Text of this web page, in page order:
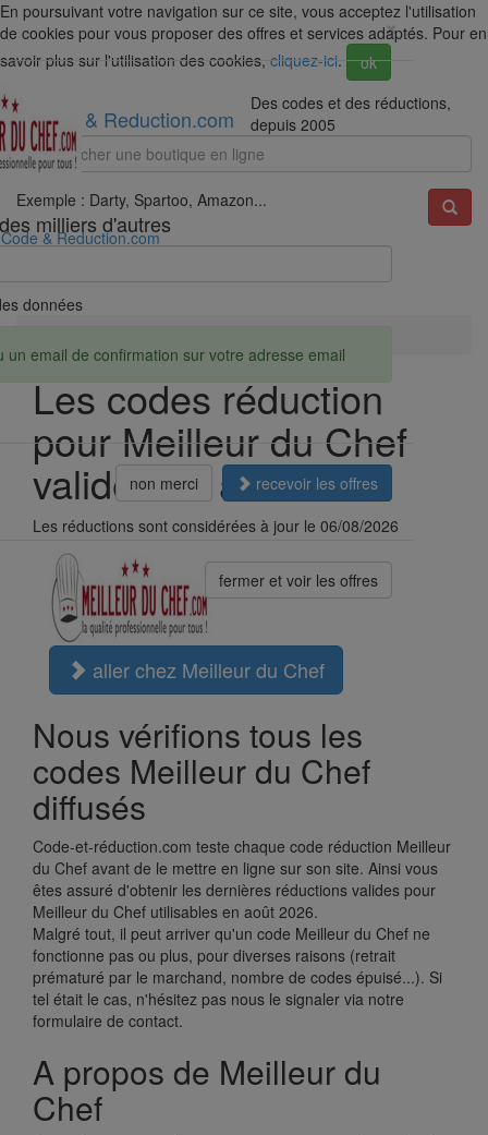
En poursuivant votre navigation sur ce site, vous acceptez l'utilisation
de cookies pour vous proposer des offres et services adaptés. Pour en
savoir plus sur l'utilisation des cookies, cliquez-ici. ok
Code & Reduction.com
Des codes et des réductions,
depuis 2005
Exemple : Darty, Spartoo, Amazon...
Code & Reduction.com
Les codes réduction
pour Meilleur du Chef
valides en août 2026
Les réductions sont considérées à jour le 06/08/2026
aller chez Meilleur du Chef
Nous vérifions tous les
codes Meilleur du Chef
diffusés
Code-et-réduction.com teste chaque code réduction Meilleur
du Chef avant de le mettre en ligne sur son site. Ainsi vous
êtes assuré d'obtenir les dernières réductions valides pour
Meilleur du Chef utilisables en août 2026.
Malgré tout, il peut arriver qu'un code Meilleur du Chef ne
fonctionne pas ou plus, pour diverses raisons (retrait
prématuré par le marchand, nombre de codes épuisé...). Si
tel était le cas, n'hésitez pas nous le signaler via notre
formulaire de contact.
A propos de Meilleur du
Chef
×
milliers d'autres
données
email de confirmation sur votre adresse email
non merci recevoir les offres
fermer et voir les offres